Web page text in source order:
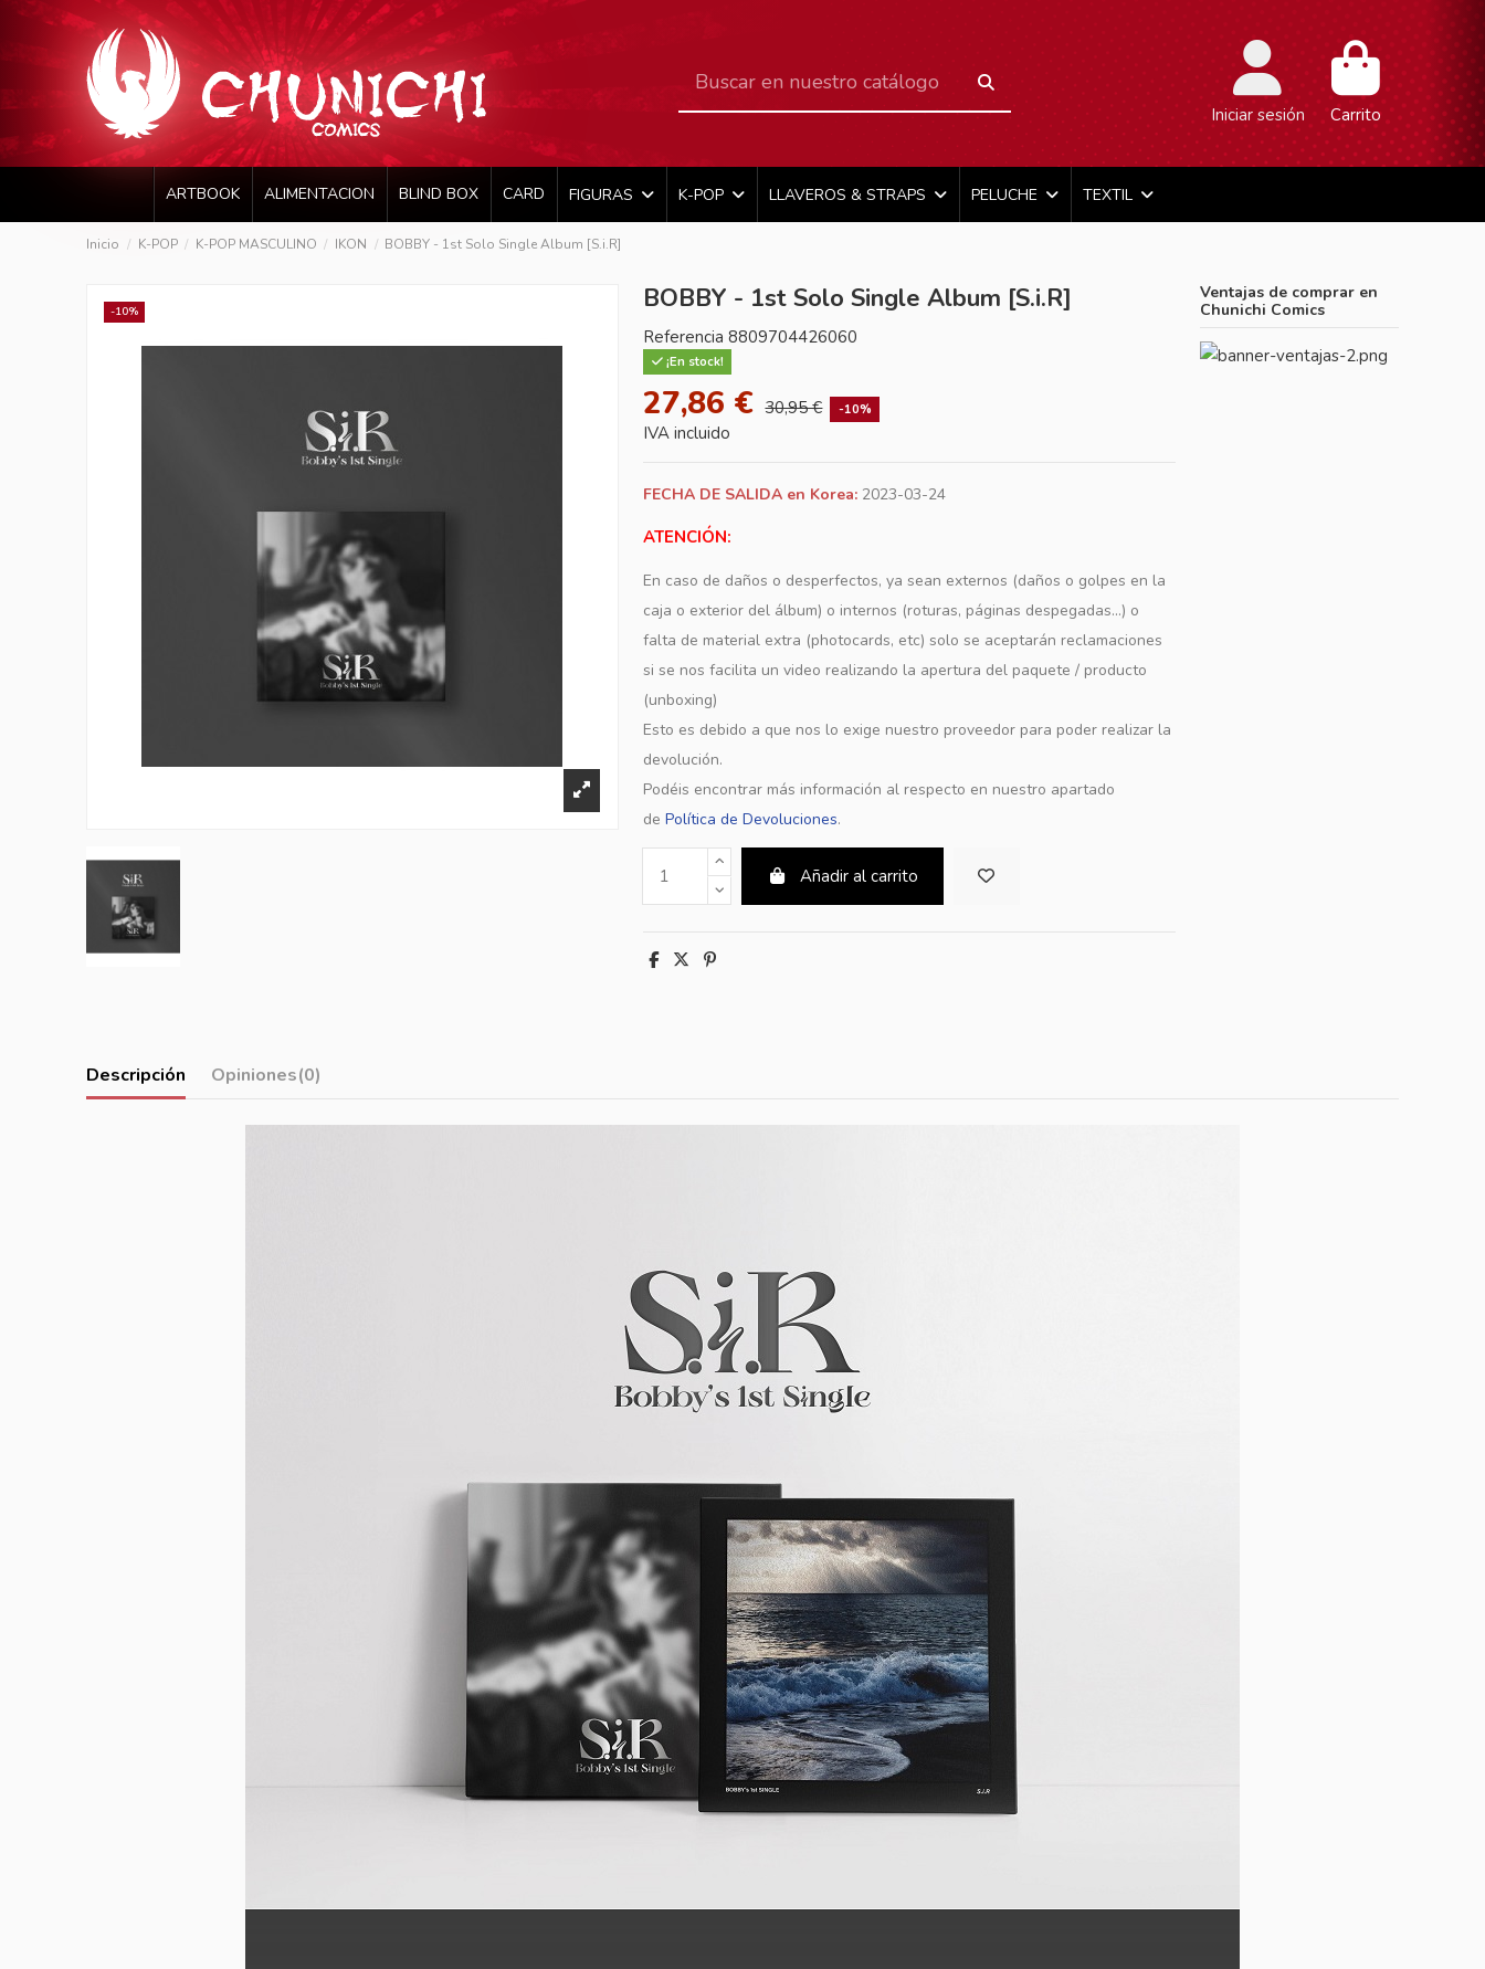
Iniciar sesión Carrito
ARTBOOK ALIMENTACION BLIND BOX CARD FIGURAS K-POP LLAVEROS & STRAPS PELUCHE TEXTIL
Inicio K-POP K-POP MASCULINO IKON BOBBY - 1st Solo Single Album [S.i.R]
-10% BOBBY - 1st Solo Single Album [S.i.R]
Referencia 8809704426060
¡En stock!
27,86 € 30,95 € -10%
IVA incluido
FECHA DE SALIDA en Korea: 2023-03-24
ATENCIÓN:
En caso de daños o desperfectos, ya sean externos (daños o golpes en la
caja o exterior del álbum) o internos (roturas, páginas despegadas...) o
falta de material extra (photocards, etc) solo se aceptarán reclamaciones
si se nos facilita un video realizando la apertura del paquete / producto
(unboxing)
Esto es debido a que nos lo exige nuestro proveedor para poder realizar la
devolución.
Podéis encontrar más información al respecto en nuestro apartado
de Política de Devoluciones.
Añadir al carrito
Ventajas de comprar en
Chunichi Comics
Descripción Opiniones(0)